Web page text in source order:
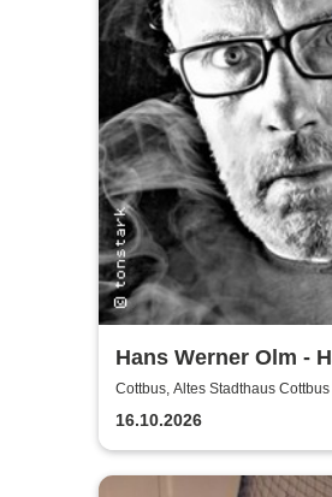
Hans Werner Olm -
Cottbus, Altes Stadthaus Cottbus
16.10.2026